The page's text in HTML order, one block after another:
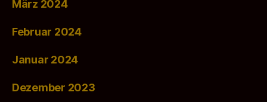
März 2024
Februar 2024
Januar 2024
Dezember 2023